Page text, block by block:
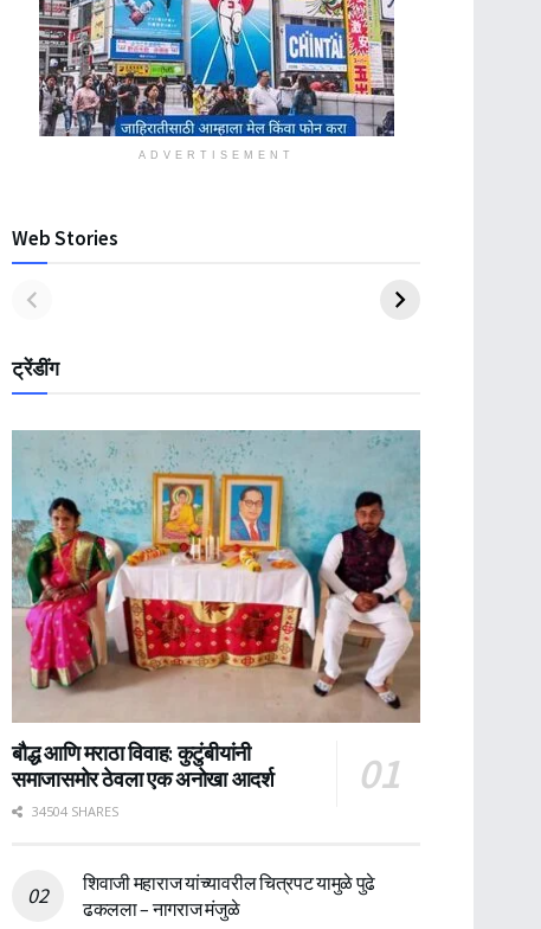
ADVERTISEMENT
Web Stories
ट्रेंडींग
बौद्ध आणि मराठा विवाह: कुटुंबीयांनी
समाजासमोर ठेवला एक अनोखा आदर्श
34504 SHARES
शिवाजी महाराज यांच्यावरील चित्रपट यामुळे पुढे
ढकलला – नागराज मंजुळे